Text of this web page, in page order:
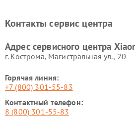
Ремонт стиральных машин
Контакты сервис центра
Адрес сервисного центра
г. Кострома, Магистральная ул., 20
Горячая линия:
+7 (800) 301-55-83
Контактный телефон:
8 (800) 301-55-83